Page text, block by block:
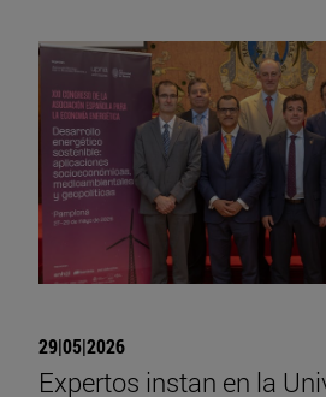
29|05|2026
Expertos instan en la